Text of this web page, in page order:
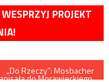
PROJEKT
„Do Rzeczy”: Mosbacher
do Morawieckiego,